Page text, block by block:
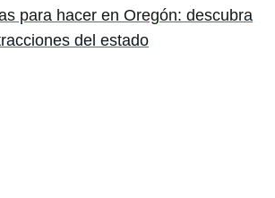
para hacer en Oregón: descubra
del estado